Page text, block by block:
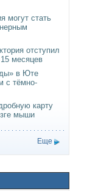
могут стать
отступил
месяцев
в Юте
с тёмно-
карту
мыши
Еще